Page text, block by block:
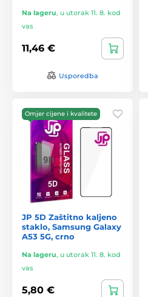
Na lageru, u utorak 11. 8. kod
vas
11,46 €
Usporedba
Omjer cijene i kvalitete
JP 5D Zaštitno kaljeno
staklo, Samsung Galaxy
A53 5G, crno
Na lageru, u utorak 11. 8. kod
vas
5,80 €